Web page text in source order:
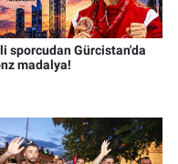
sporcudan Gürcistan'da
madalya!